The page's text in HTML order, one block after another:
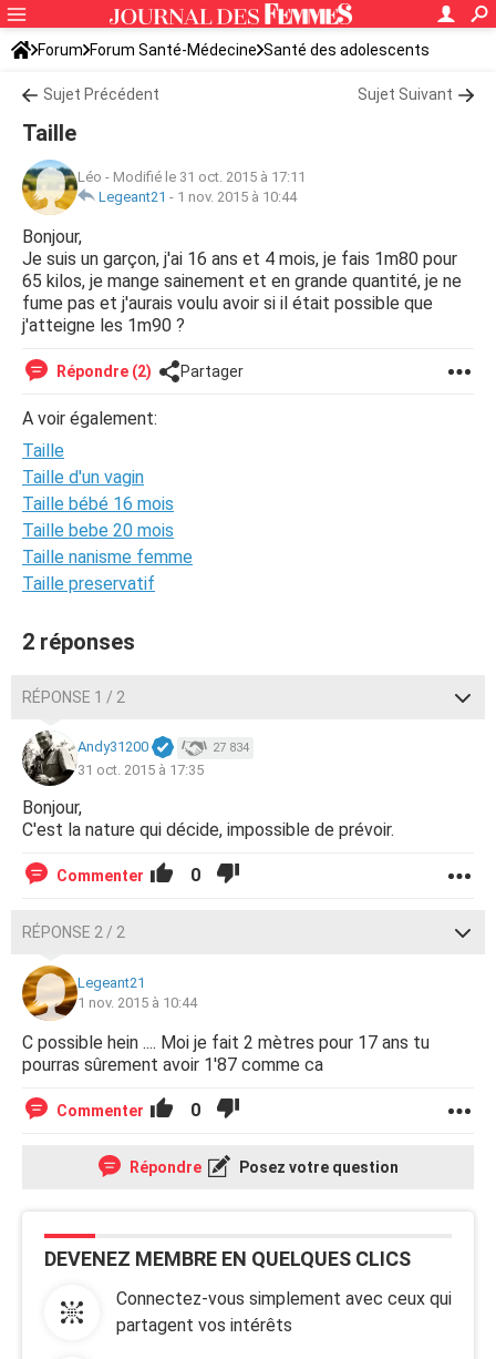
Forum Forum Santé-Médecine Santé des adolescents
Sujet Précédent Sujet Suivant
Taille
Léo - Modifié le 31 oct. 2015 à 17:11
Legeant21 - 1 nov. 2015 à 10:44
Bonjour,
Je suis un garçon, j'ai 16 ans et 4 mois, je fais 1m80 pour
65 kilos, je mange sainement et en grande quantité, je ne
fume pas et j'aurais voulu avoir si il était possible que
j'atteigne les 1m90 ?
Répondre (2) Partager
A voir également:
Taille
Taille d'un vagin
Taille bébé 16 mois
Taille bebe 20 mois
Taille nanisme femme
Taille preservatif
2 réponses
RÉPONSE 1 / 2
Andy31200 27 834
31 oct. 2015 à 17:35
Bonjour,
C'est la nature qui décide, impossible de prévoir.
Commenter 0
RÉPONSE 2 / 2
Legeant21
1 nov. 2015 à 10:44
C possible hein .... Moi je fait 2 mètres pour 17 ans tu
pourras sûrement avoir 1'87 comme ca
Commenter 0
Répondre Posez votre question
DEVENEZ MEMBRE EN QUELQUES CLICS
Connectez-vous simplement avec ceux qui
partagent vos intérêts